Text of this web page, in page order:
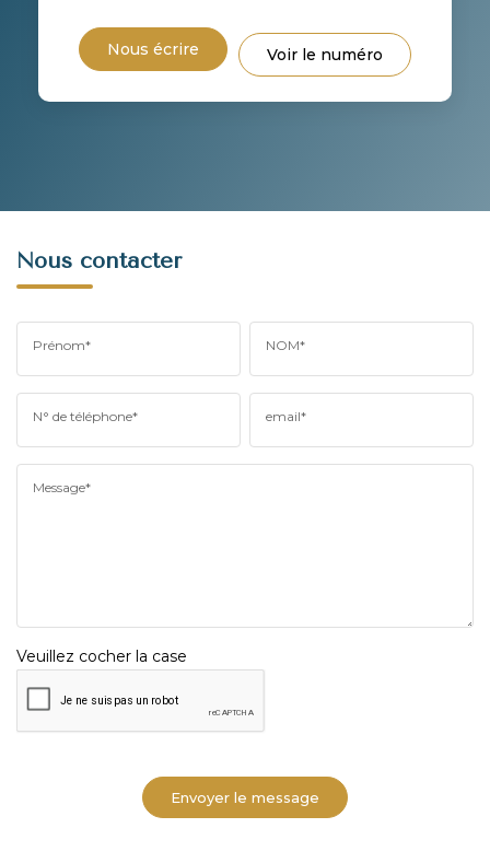
Nous écrire Voir le numéro
Nous contacter
Prénom* NOM*
N° de téléphone* email*
Message*
Veuillez cocher la case
Envoyer le message